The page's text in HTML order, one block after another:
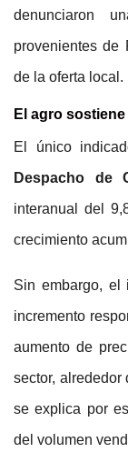
denunciaron
provenientes de
de la oferta local.
El agro
El único
Despacho de
interanual del
crecimiento
Sin embargo, el
incremento
aumento de
sector, alrededor
se explica por
del volumen